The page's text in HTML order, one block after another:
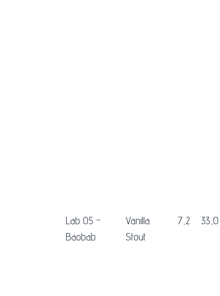
Lab 05 -
Baobab
Vanilla
Stout
7,2 33,0